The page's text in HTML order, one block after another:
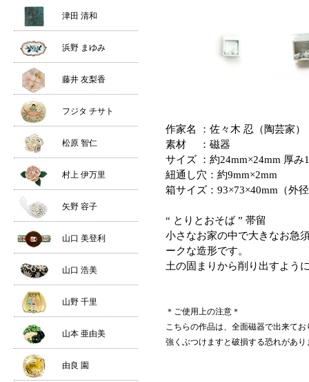
作家名 ：佐々木 忍（陶芸家）
素材 ：磁器
サイズ ：約24mm×24mm 厚み
紐通し穴：約9mm×2mm
箱サイズ：93×73×40mm（外
“ とりとおそば ” 帯留
小さなお家の中で大きなお急
ークな造形です。
土の固まりから削り出すよう
＊ご使用上の注意＊
こちらの作品は、全面磁器で出来てお
強くぶつけますと破損する恐れがあ
津田 清和
浜野 まゆみ
藤井 友梨香
フジタ チサト
松原 智仁
村上 伊万里
矢野 容子
山口 美登利
山口 浩美
山野 千里
山本 亜由美
由良 園